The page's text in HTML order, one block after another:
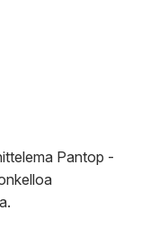
Pantop -